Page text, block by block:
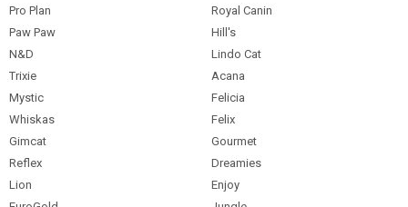
Pro Plan
Royal Canin
Paw Paw
Hill's
N&D
Lindo Cat
Trixie
Acana
Mystic
Felicia
Whiskas
Felix
Gimcat
Gourmet
Reflex
Dreamies
Lion
Enjoy